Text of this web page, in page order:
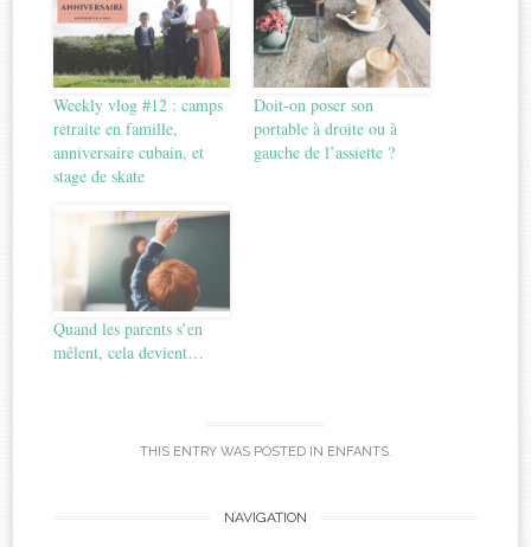
Weekly vlog #12 : camps
retraite en famille,
anniversaire cubain, et
stage de skate
Doit-on poser son
portable à droite ou à
gauche de l’assiette ?
Quand les parents s’en
mêlent, cela devient…
THIS ENTRY WAS POSTED IN ENFANTS.
NAVIGATION